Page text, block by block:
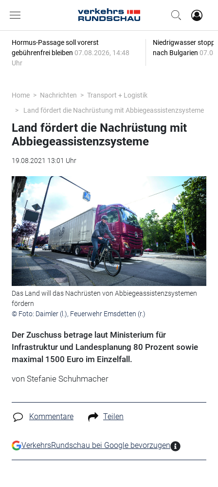
Hormus-Passage soll vorerst
gebührenfrei bleiben 07.08.2026, 14:48
Uhr
Niedrigwasser
nach Bulgarien
Home Nachrichten
Transport + Logistik
Land fördert die Nachrüstung mit Abbiegeassistenzsysteme
Land fördert die Nachrüstung mit
Abbiegeassistenzsysteme
19.08.2021 13:01 Uhr
Das Land will das Nachrüsten von Abbiegeassistenzsystemen
fördern
© Foto: Daimler (l.), Feuerwehr Emsdetten (r.)
Der Zuschuss betrage laut Ministerium für
Infrastruktur und Landesplanung 80 Prozent sowie
maximal 1500 Euro im Einzelfall.
von Stefanie Schuhmacher
Kommentare Teilen
VerkehrsRundschau bei Google bevorzugen